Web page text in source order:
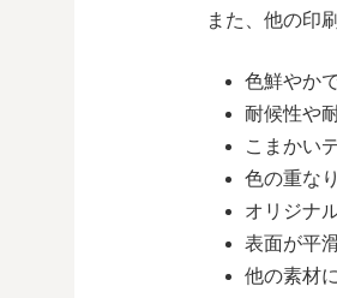
また、他の印
色鮮やか
耐候性や
こまかい
色の重な
オリジナ
表面が平
他の素材